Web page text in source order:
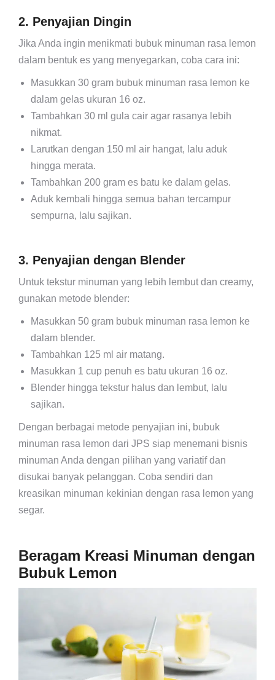
2. Penyajian Dingin
Jika Anda ingin menikmati bubuk minuman rasa lemon
dalam bentuk es yang menyegarkan, coba cara ini:
Masukkan 30 gram bubuk minuman rasa lemon ke
dalam gelas ukuran 16 oz.
Tambahkan 30 ml gula cair agar rasanya lebih
nikmat.
Larutkan dengan 150 ml air hangat, lalu aduk
hingga merata.
Tambahkan 200 gram es batu ke dalam gelas.
Aduk kembali hingga semua bahan tercampur
sempurna, lalu sajikan.
3. Penyajian dengan Blender
Untuk tekstur minuman yang lebih lembut dan creamy,
gunakan metode blender:
Masukkan 50 gram bubuk minuman rasa lemon ke
dalam blender.
Tambahkan 125 ml air matang.
Masukkan 1 cup penuh es batu ukuran 16 oz.
Blender hingga tekstur halus dan lembut, lalu
sajikan.
Dengan berbagai metode penyajian ini, bubuk
minuman rasa lemon dari JPS siap menemani bisnis
minuman Anda dengan pilihan yang variatif dan
disukai banyak pelanggan. Coba sendiri dan
kreasikan minuman kekinian dengan rasa lemon yang
segar.
Beragam Kreasi Minuman dengan
Bubuk Lemon